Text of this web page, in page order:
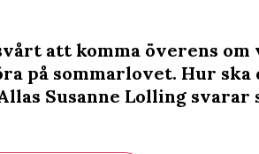
att komma överens om
på sommarlovet. Hur ska
Susanne Lolling svarar